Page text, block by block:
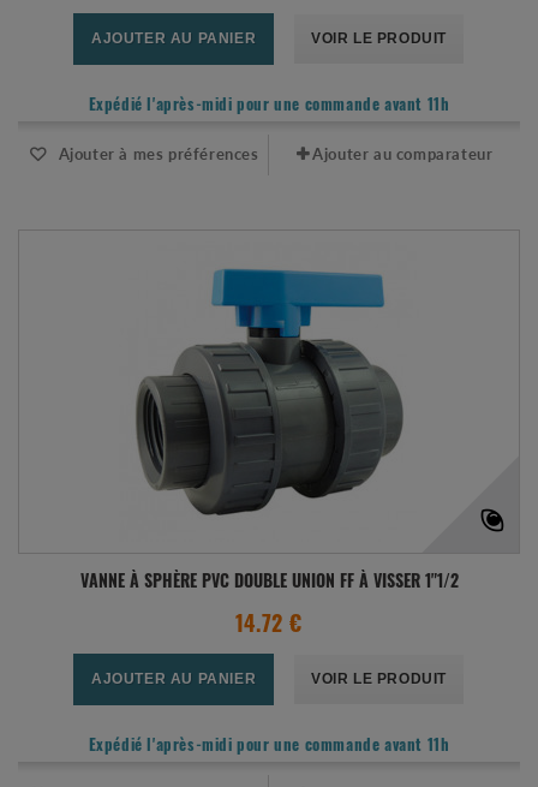
AJOUTER AU PANIER VOIR LE PRODUIT
Expédié l'après-midi pour une commande avant 11h
Ajouter à mes préférences Ajouter au comparateur
VANNE À SPHÈRE PVC DOUBLE UNION FF À VISSER 1"1/2
14.72 €
AJOUTER AU PANIER VOIR LE PRODUIT
Expédié l'après-midi pour une commande avant 11h